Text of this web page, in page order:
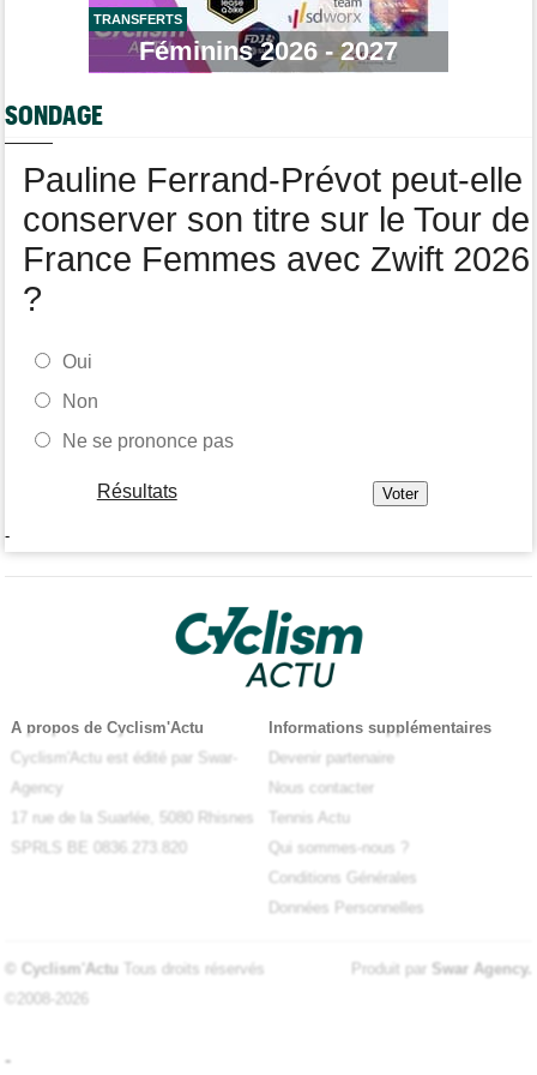
Le parcours de la 20e étape modifié en raison d'éboulements
Tour de Burgos
A quelle heure et sur quelle chaîne suivre la 5e étape à la TV ?
Route
TRANSFERTS
Féminins 2026 - 2027
SONDAGE
Pauline Ferrand-Prévot peut-elle
conserver son titre sur le Tour de
France Femmes avec Zwift 2026
?
Oui
Non
Ne se prononce pas
Résultats
-
A propos de Cyclism'Actu
Cyclism'Actu est édité par Swar-
Agency
17 rue de la Suarlée, 5080 Rhisnes
SPRLS BE 0836.273.820
Informations supplémentaires
Devenir partenaire
Nous contacter
Tennis Actu
Qui sommes-nous ?
Conditions Générales
Données Personnelles
© Cyclism'Actu Tous droits réservés
©2008-2026
Produit par Swar Agency.
-